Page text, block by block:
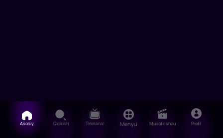
Asosiy Qidirish Telekanal Menyu Musofir shou Profil